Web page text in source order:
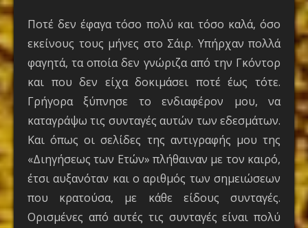
Ποτέ δεν έφαγα τόσο πολύ και τόσο καλά, όσο
εκείνους τους μήνες στο Σάιρ. Υπήρχαν πολλά
φαγητά, τα οποία δεν γνώριζα από την Γκόντορ
και που δεν είχα δοκιμάσει ποτέ έως τότε.
Γρήγορα ξύπνησε το ενδιαφέρον μου, να
καταγράψω τις συνταγές αυτών των εδεσμάτων.
Και όπως οι σελίδες της αντιγραφής μου της
«Διηγήσεως των Ετών» πλήθαιναν με τον καιρό,
έτσι αυξανόταν και ο αριθμός των σημειώσεων
που κρατούσα, με κάθε είδους συνταγές.
Ορισμένες από αυτές τις συνταγές είναι πολύ